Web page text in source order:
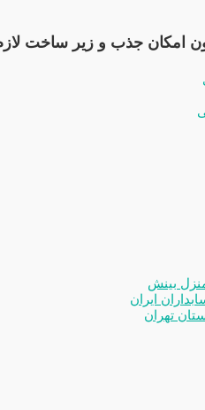
بینش
ایران
تهران
امکان جذب و زیر ساخت